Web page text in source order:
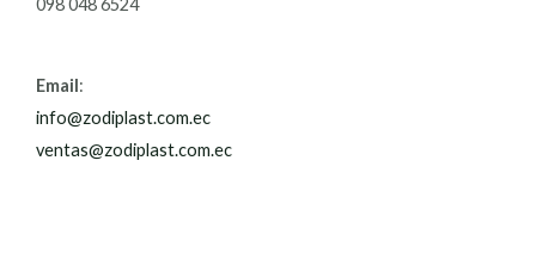
098 048 6524
Email:
info@zodiplast.com.ec
ventas@zodiplast.com.ec